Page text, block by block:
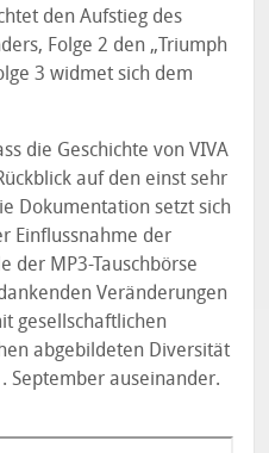
den Aufstieg des
Folge 2 den „Triumph
3 widmet sich dem
die Geschichte von VIVA
auf den einst sehr
Dokumentation setzt sich
Einflussnahme der
der MP3-Tauschbörse
Veränderungen
gesellschaftlichen
abgebildeten Diversität
September auseinander.